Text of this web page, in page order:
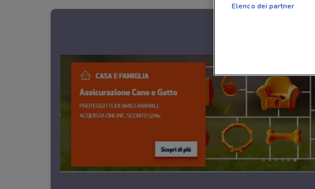
Elenco dei partner